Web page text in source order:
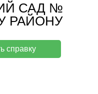
САД №
РАЙОНУ
справку